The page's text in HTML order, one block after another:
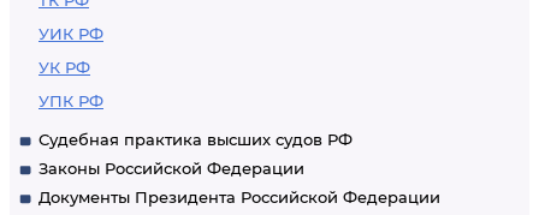
УИК РФ
УК РФ
УПК РФ
Судебная практика высших судов РФ
Законы Российской Федерации
Документы Президента Российской Федерации